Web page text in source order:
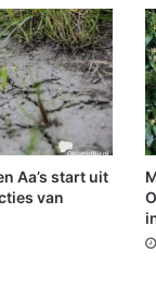
Aa’s start uit
van